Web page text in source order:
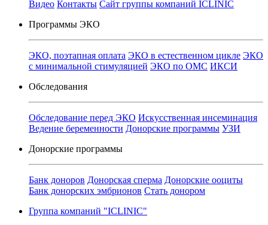
Видео Контакты Сайт группы компаний ICLINIC
Программы ЭКО
ЭКО, поэтапная оплата ЭКО в естественном цикле ЭКО
с минимальной стимуляцией ЭКО по ОМС ИКСИ
Обследования
Обследование перед ЭКО Искусственная инсеминация
Ведение беременности Донорские программы УЗИ
Донорские программы
Банк доноров Донорская сперма Донорские ооциты
Банк донорских эмбрионов Стать донором
Группа компаний "ICLINIC"